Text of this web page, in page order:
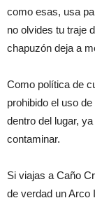
como esas, usa
no olvides tu traje
chapuzón deja a
Como política de
prohibido el uso
dentro del lugar,
contaminar.
Si viajas a Caño
de verdad un Arco